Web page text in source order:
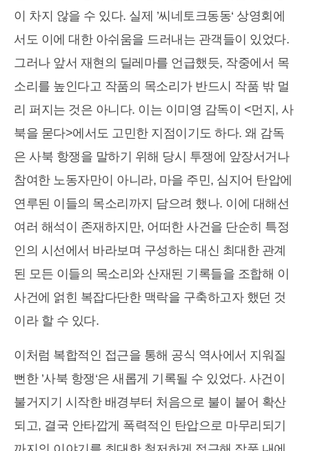
이 차지 않을 수 있다. 실제 ’씨네토크동동‘ 상영회에
서도 이에 대한 아쉬움을 드러내는 관객들이 있었다.
그러나 앞서 재현의 딜레마를 언급했듯, 작중에서 목
소리를 높인다고 작품의 목소리가 반드시 작품 밖 멀
리 퍼지는 것은 아니다. 이는 이미영 감독이 <먼지, 사
북을 묻다>에서도 고민한 지점이기도 하다. 왜 감독
은 사북 항쟁을 말하기 위해 당시 투쟁에 앞장서거나
참여한 노동자만이 아니라, 마을 주민, 심지어 탄압에
연루된 이들의 목소리까지 담으려 했나. 이에 대해선
여러 해석이 존재하지만, 어떠한 사건을 단순히 특정
인의 시선에서 바라보며 구성하는 대신 최대한 관계
된 모든 이들의 목소리와 산재된 기록들을 조합해 이
사건에 얽힌 복잡다단한 맥락을 구축하고자 했던 것
이라 할 수 있다.
이처럼 복합적인 접근을 통해 공식 역사에서 지워질
뻔한 ’사북 항쟁‘은 새롭게 기록될 수 있었다. 사건이
불거지기 시작한 배경부터 처음으로 불이 붙어 확산
되고, 결국 안타깝게 폭력적인 탄압으로 마무리되기